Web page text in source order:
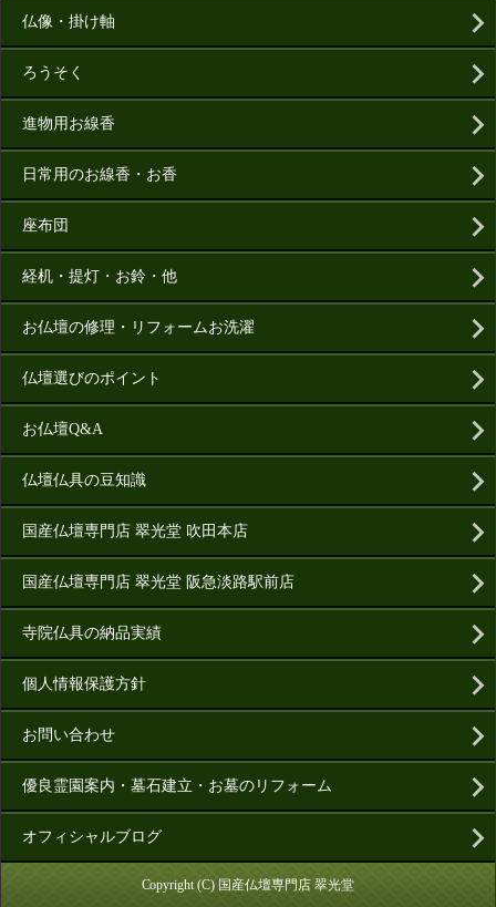
仏像・掛け軸
ろうそく
進物用お線香
日常用のお線香・お香
座布団
経机・提灯・お鈴・他
お仏壇の修理・リフォームお洗濯
仏壇選びのポイント
お仏壇Q&A
仏壇仏具の豆知識
国産仏壇専門店 翠光堂 吹田本店
国産仏壇専門店 翠光堂 阪急淡路駅前店
寺院仏具の納品実績
個人情報保護方針
お問い合わせ
優良霊園案内・墓石建立・お墓のリフォーム
オフィシャルブログ
Copyright (C) 国産仏壇専門店 翠光堂